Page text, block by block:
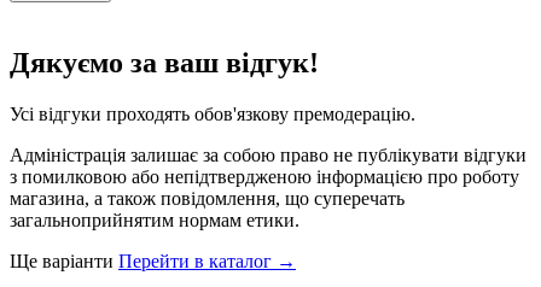
Дякуємо за ваш відгук!
Усі відгуки проходять обов'язкову премодерацію.
Адміністрація залишає за собою право не публікувати відгуки
з помилковою або непідтвердженою інформацією про роботу
магазина, а також повідомлення, що суперечать
загальноприйнятим нормам етики.
Ще варіанти Перейти в каталог →